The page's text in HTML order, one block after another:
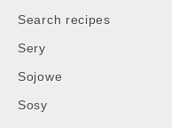
Search recipes
Sery
Sojowe
Sosy